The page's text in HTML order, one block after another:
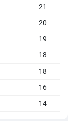
21
20
19
18
18
16
14